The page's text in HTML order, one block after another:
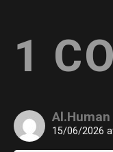
1
Al.Human
15/06/2026